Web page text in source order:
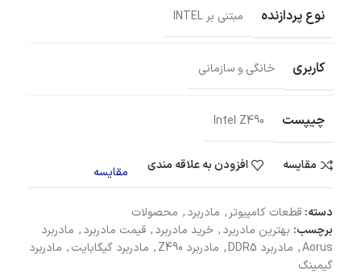
نوع پردازنده مبتنی بر INTEL
کاربری خانگی و سازمانی
چیپست Intel Z490
مقایسه افزودن به علاقه مندی مقایسه
دسته: قطعات کامپیوتر , مادربرد, محصولات
برچسب: بهترین مادربرد, خرید مادربرد, قیمت مادربرد, مادربرد
Aorus
, مادربرد DDR5 , مادربرد Z490 , مادربرد گیگابایت, مادربرد
گیمینگ